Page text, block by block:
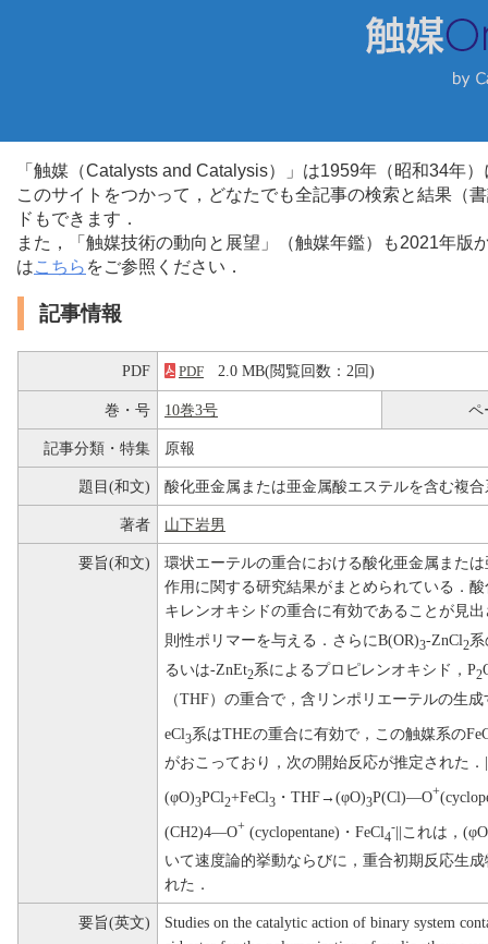
「触媒（Catalysts and Catalysis）」は1959年（昭和34年
このサイトをつかって，どなたでも全記事の検索と結果（
ドもできます．
また，「触媒技術の動向と展望」（触媒年鑑）も2021年
はこちら をご参照ください．
記事情報
PDF PDF 2.0 MB(閲覧回数：2回)
巻・号 10巻3号 ペ
記事分類・特集 原報
題目(和文) 酸化亜金属または亜金属酸エステルを含む複
著者 山下岩男
要旨(和文)
環状エーテルの重合における酸化亜金属また
作用に関する研究結果がまとめられている．
キレンオキシドの重合に有効であることが見
則性ポリマーを与える．さらにB(OR)3-ZnCl2
るいは-ZnEt2系によるプロピレンオキシド，P2
（THF）の重合で，含リンポリエーテルの生
eCl3系はTHEの重合に有効で，この触媒系の
がおこっており，次の開始反応が推定された．
(φO)3PCl2+FeCl3 ・THF→(φO)3P(Cl)―O+
(CH2)4―O+ (cyclopentane)・FeCl4
-||これは，
いて速度論的挙動ならびに，重合初期反応生
れた．
要旨(英文)
Studies on the catalytic action of binary system